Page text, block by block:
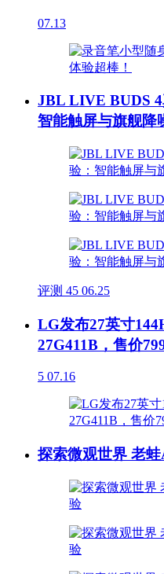
07.13
JBL LIVE BUDS 4
智能触屏与旗舰降
评测 45 06.25
LG发布27英寸
27G411B，售价
5 07.16
探索微观世界 老